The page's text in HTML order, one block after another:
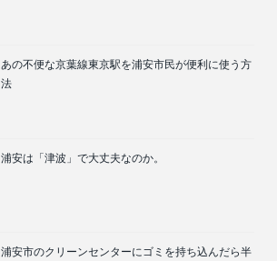
あの不便な京葉線東京駅を浦安市民が便利に使う方
法
浦安は「津波」で大丈夫なのか。
浦安市のクリーンセンターにゴミを持ち込んだら半